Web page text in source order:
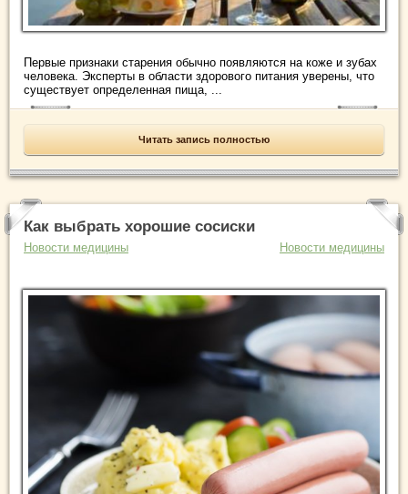
Первые признаки старения обычно появляются на коже и зубах
человека. Эксперты в области здорового питания уверены, что
существует определенная пища, ...
Читать запись полностью
Как выбрать хорошие сосиски
Новости медицины Новости медицины